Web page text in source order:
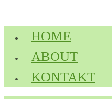
springen HOME
ABOUT
KONTAKT